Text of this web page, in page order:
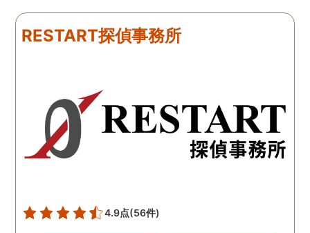
ました。うれしくてお互い
に涙の再会でした。 対応し
玉総合情報事務所さんに依
頼させていただき本当に良
かったです。
にも関わらず、相談員の
明な点が全くないほどし
かりと説明をしてくれま
た。調査では夫が不倫相
の自宅に頻繁に訪れる様
RESTART探偵事務所
4.9点(56件)